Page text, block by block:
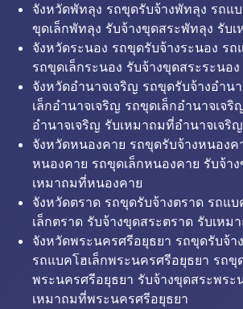
จังหวัดพัทลุง รถขุดรับจ้างพัทลุง รถแ
ขุดเล็กพัทลุง รับจ้างขุดสระพัทลุง รับ
จังหวัดระนอง รถขุดรับจ้างระนอง รถ
รถขุดเล็กระนอง รับจ้างขุดสระระนอ
จังหวัดอำนาจเจริญ รถขุดรับจ้างอำน
เล็กอำนาจเจริญ รถขุดเล็กอำนาจเจริ
อำนาจเจริญ รับเหมาถมที่อำนาจเจริญ
จังหวัดหนองคาย รถขุดรับจ้างหนองค
หนองคาย รถขุดเล็กหนองคาย รับจ้า
เหมาถมที่หนองคาย
จังหวัดตราด รถขุดรับจ้างตราด รถแ
เล็กตราด รับจ้างขุดสระตราด รับเหม
จังหวัดพระนครศรีอยุธยา รถขุดรับจ้า
รถแบคโฮเล็กพระนครศรีอยุธยา รถขุ
พระนครศรีอยุธยา รับจ้างขุดสระพระ
เหมาถมที่พระนครศรีอยุธยา